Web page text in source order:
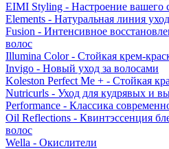
EIMI Styling - Настроение вашего
Elements - Натуральная линия
Fusion - Интенсивное
волос
Illumina Color - Стойкая крем-
Invigo - Новый уход за волосами
Koleston Perfect Me + - Стойкая
Nutricurls - Уход для кудрявых и
Performance - Классика
Oil Reflections - Квинтэссенция
волос
Wella - Окислители